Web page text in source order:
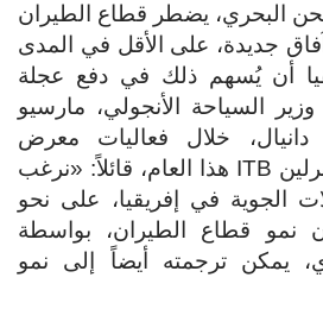
البحري، يضطر قطاع الطيران
جديدة، على الأقل في المدى
أن يُسهم ذلك في دفع عجلة
السياحة الأنجولي، مارسيو
خلال فعاليات معرض
السياحة الدولي في برلين ITB هذا العام، قائلاً: «نرغب
الجوية في إفريقيا، على نحو
قطاع الطيران، بواسطة
يمكن ترجمته أيضاً إلى نمو